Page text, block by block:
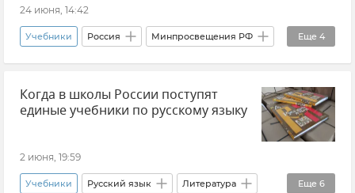
24 июня, 14:42
Еще 4
Учебники Россия Минпросвещения РФ
Сергей Кравцов Образование в России
Общество Новости
Когда в школы России поступят
единые учебники по русскому языку
2 июня, 19:59
Еще 6
Учебники Русский язык Литература